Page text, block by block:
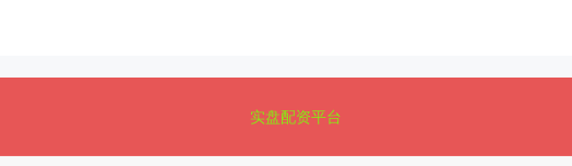
实盘配资平台